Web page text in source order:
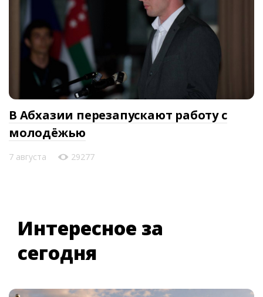
В Абхазии перезапускают работу с
молодёжью
7 августа 29277
Интересное за
сегодня